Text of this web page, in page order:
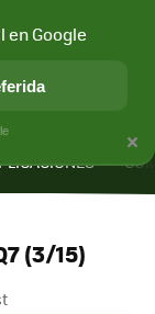
(3/15)
×
en Google